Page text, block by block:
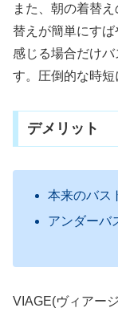
また、朝の着替
替えが簡単にす
感じる場合だけ
す。圧倒的な時短
デメリット
本来のバス
アンダーバ
VIAGE(ヴィアー